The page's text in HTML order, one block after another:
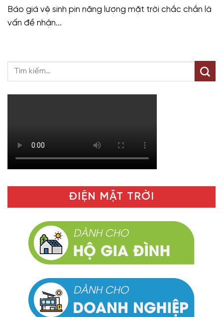
Báo giá vệ sinh pin năng lượng mặt trời chắc chắn là
vấn đề nhận...
ĐIỆN MẶT TRỜI